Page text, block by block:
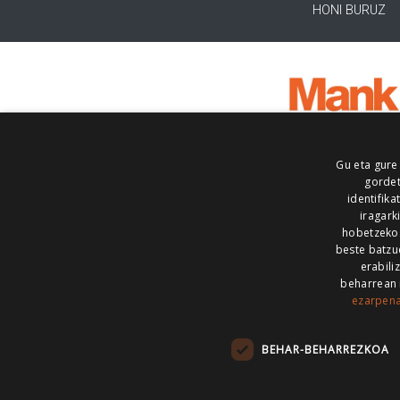
HONI BURUZ
ALEA
MAILOPE NOAUA
Gu eta
hobetzeko.
beste
beharrean
BEHAR-BEHARREZKOA